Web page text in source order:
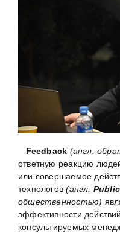
Feedback (англ.
ответную реакцию
или совершаемое
технологов(англ.
общественностью)
эффективности
консультируемых